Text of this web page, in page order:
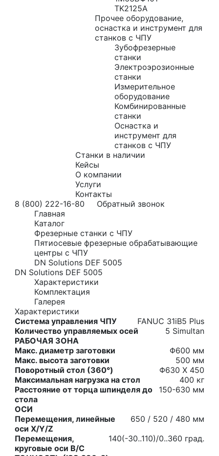
TK2125A
Прочее оборудование,
оснастка и инструмент для
станков с ЧПУ
Зубофрезерные
станки
Электроэрозионные
станки
Измерительное
оборудование
Комбинированные
станки
Оснастка и
инструмент для
станков с ЧПУ
Станки в наличии
Кейсы
О компании
Услуги
Контакты
8 (800) 222-16-80
Обратный звонок
Главная
Каталог
Фрезерные станки с ЧПУ
Пятиосевые фрезерные обрабатывающие
центры с ЧПУ
DN Solutions DEF 5005
DN Solutions DEF 5005
Характеристики
Комплектация
Галерея
Характеристики
Система управления ЧПУ
FANUC 31iB5 Plus
Количество управляемых осей
5 Simultan
РАБОЧАЯ ЗОНА
Макс. диаметр заготовки
Φ600 мм
Макс. высота заготовки
500 мм
Поворотный стол (360°)
Φ630 X 450
Максимальная нагрузка на стол
400 кг
Расстояние от торца шпинделя до
стола
150-630 мм
ОСИ
Перемещения, линейные
оси X/Y/Z
650 / 520 / 480 мм
Перемещения,
круговые оси B/C
140(-30..110)/0..360 град.